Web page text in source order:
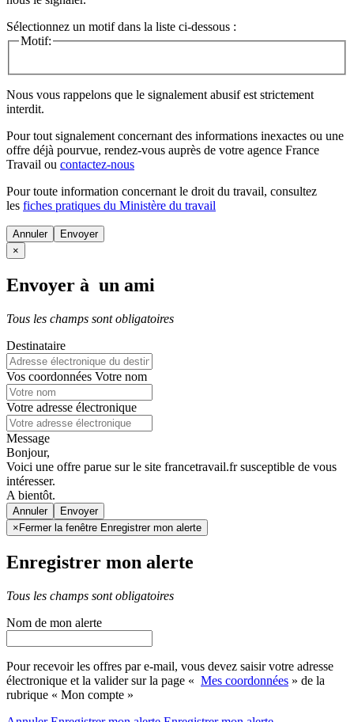
Sélectionnez un motif dans la liste ci-dessous :
Motif:
Nous vous rappelons que le signalement abusif est strictement
interdit.
Pour tout signalement concernant des informations inexactes ou une
offre déjà pourvue, rendez-vous auprès de votre agence France
Travail ou contactez-nous
Pour toute information concernant le droit du travail, consultez
les fiches pratiques du Ministère du travail
Annuler
×
Envoyer à un ami
Tous les champs sont obligatoires
Destinataire
Vos coordonnées Votre nom
Votre adresse électronique
Message
Bonjour,
Voici une offre parue sur le site francetravail.fr susceptible de vous
intéresser.
A bientôt.
Annuler
×Fermer la fenêtre Enregistrer mon alerte
Enregistrer mon alerte
Tous les champs sont obligatoires
Nom de mon alerte
Pour recevoir les offres par e-mail, vous devez saisir votre adresse
électronique et la valider sur la page « Mes coordonnées » de la
rubrique « Mon compte »